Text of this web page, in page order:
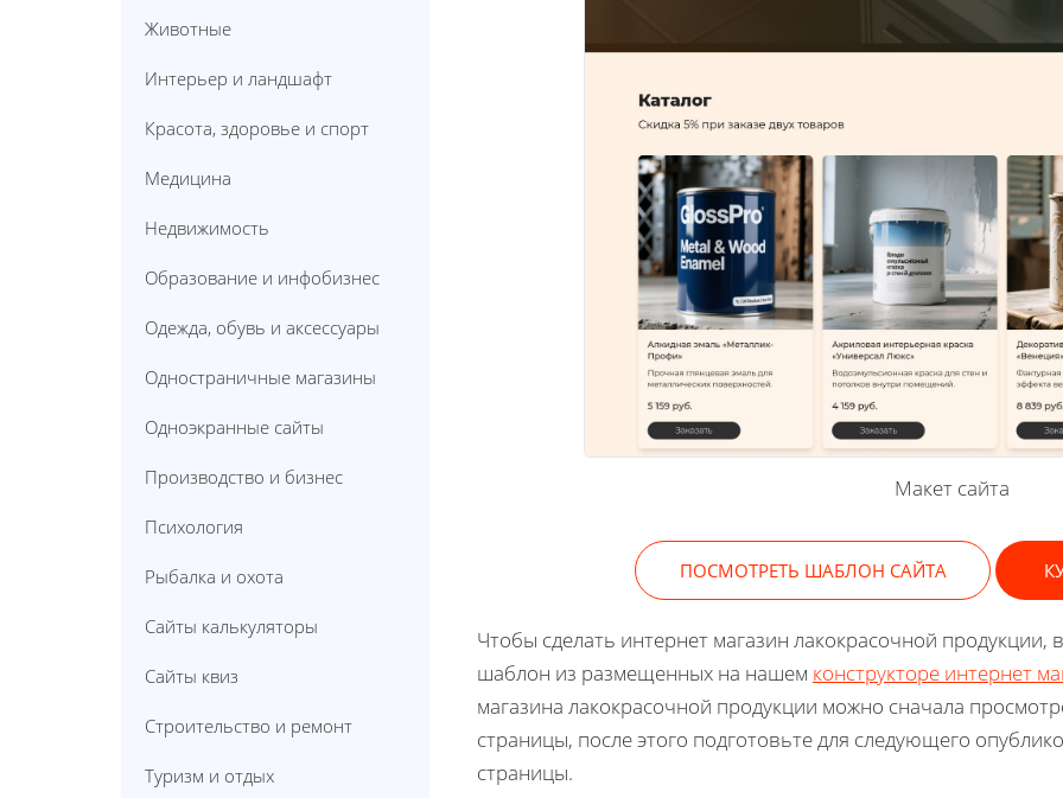
Животные
Интерьер и ландшафт
Красота, здоровье и спорт
Медицина
Недвижимость
Образование и инфобизнес
Одежда, обувь и аксессуары
Одностраничные магазины
Одноэкранные сайты
Производство и бизнес
Психология
Рыбалка и охота
Сайты калькуляторы
Сайты квиз
Строительство и ремонт
Туризм и отдых
Макет сайта
ПОСМОТРЕТЬ ШАБЛОН САЙТА
Чтобы сделать интернет магазин лакокрасочной
шаблон из размещенных на нашем конструкторе интернет
магазина лакокрасочной продукции можно сначала
страницы, после этого подготовьте для следующего
страницы.